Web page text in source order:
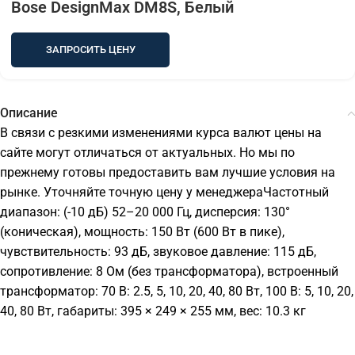
Bose DesignMax DM8S, Белый
ЗАПРОСИТЬ ЦЕНУ
Описание
В связи с резкими изменениями курса валют цены на
сайте могут отличаться от актуальных. Но мы по
прежнему готовы предоставить вам лучшие условия на
рынке. Уточняйте точную цену у менеджераЧастотный
диапазон: (-10 дБ) 52–20 000 Гц, дисперсия: 130°
(коническая), мощность: 150 Вт (600 Вт в пике),
чувствительность: 93 дБ, звуковое давление: 115 дБ,
сопротивление: 8 Ом (без трансформатора), встроенный
трансформатор: 70 В: 2.5, 5, 10, 20, 40, 80 Вт, 100 В: 5, 10, 20,
40, 80 Вт, габариты: 395 × 249 × 255 мм, вес: 10.3 кг